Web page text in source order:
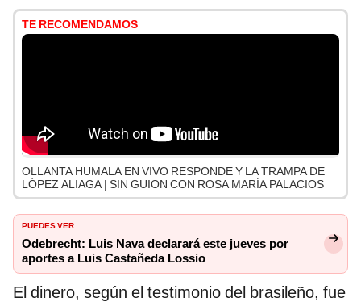
TE RECOMENDAMOS
OLLANTA HUMALA EN VIVO RESPONDE Y LA TRAMPA DE
LÓPEZ ALIAGA | SIN GUION CON ROSA MARÍA PALACIOS
PUEDES VER
Odebrecht: Luis Nava declarará este jueves por
aportes a Luis Castañeda Lossio
El dinero, según el testimonio del brasileño, fue